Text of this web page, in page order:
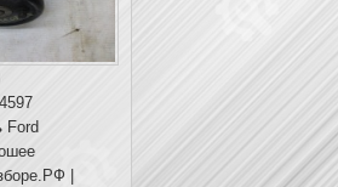
Ford
|